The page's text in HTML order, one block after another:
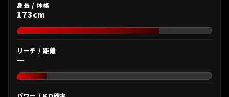
身長 / 体格
173cm
リーチ / 距離
—